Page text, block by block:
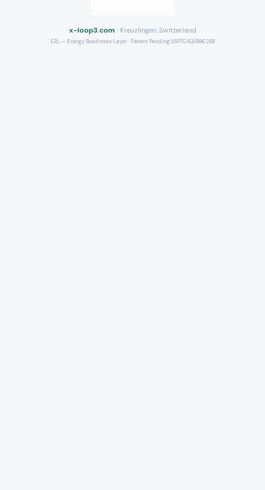
x-loop3.com · Kreuzlingen, Switzerland
ERL — Energy Readiness Layer · Patent Pending USPTO 63/996,268